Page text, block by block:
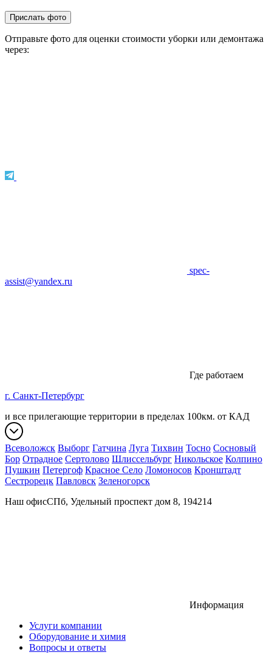
Прислать фото
Отправьте фото для оценки стоимости уборки или демонтажа
через:
spec-
assist@yandex.ru
Где работаем
г. Санкт-Петербург
и все прилегающие территории в пределах 100км. от КАД
Всеволожск Выборг Гатчина Луга Тихвин Тосно Сосновый
Бор Отрадное Сертолово Шлиссельбург Никольское Колпино
Пушкин Петергоф Красное Село Ломоносов Кронштадт
Сестрорецк Павловск Зеленогорск
Наш офисСПб, Удельный проспект дом 8, 194214
Информация
Услуги компании
Оборудование и химия
Вопросы и ответы